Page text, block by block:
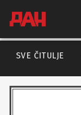
SVE ČITULJE